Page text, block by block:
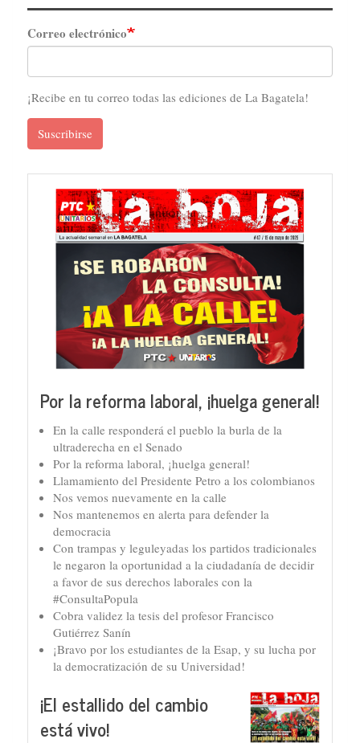
Correo electrónico
¡Recibe en tu correo todas las ediciones de La Bagatela!
Suscribirse
Por la reforma laboral, ¡huelga general!
En la calle responderá el pueblo la burla de la
ultraderecha en el Senado
Por la reforma laboral, ¡huelga general!
Llamamiento del Presidente Petro a los colombianos
Nos vemos nuevamente en la calle
Nos mantenemos en alerta para defender la
democracia
Con trampas y leguleyadas los partidos tradicionales
le negaron la oportunidad a la ciudadanía de decidir
a favor de sus derechos laborales con la
#ConsultaPopula
Cobra validez la tesis del profesor Francisco
Gutiérrez Sanín
¡Bravo por los estudiantes de la Esap, y su lucha por
la democratización de su Universidad!
¡El estallido del cambio
está vivo!